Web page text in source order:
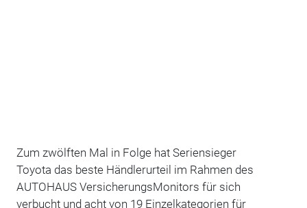
Zum zwölften Mal in Folge hat Seriensieger
Toyota das beste Händlerurteil im Rahmen des
AUTOHAUS VersicherungsMonitors für sich
verbucht und acht von 19 Einzelkategorien für